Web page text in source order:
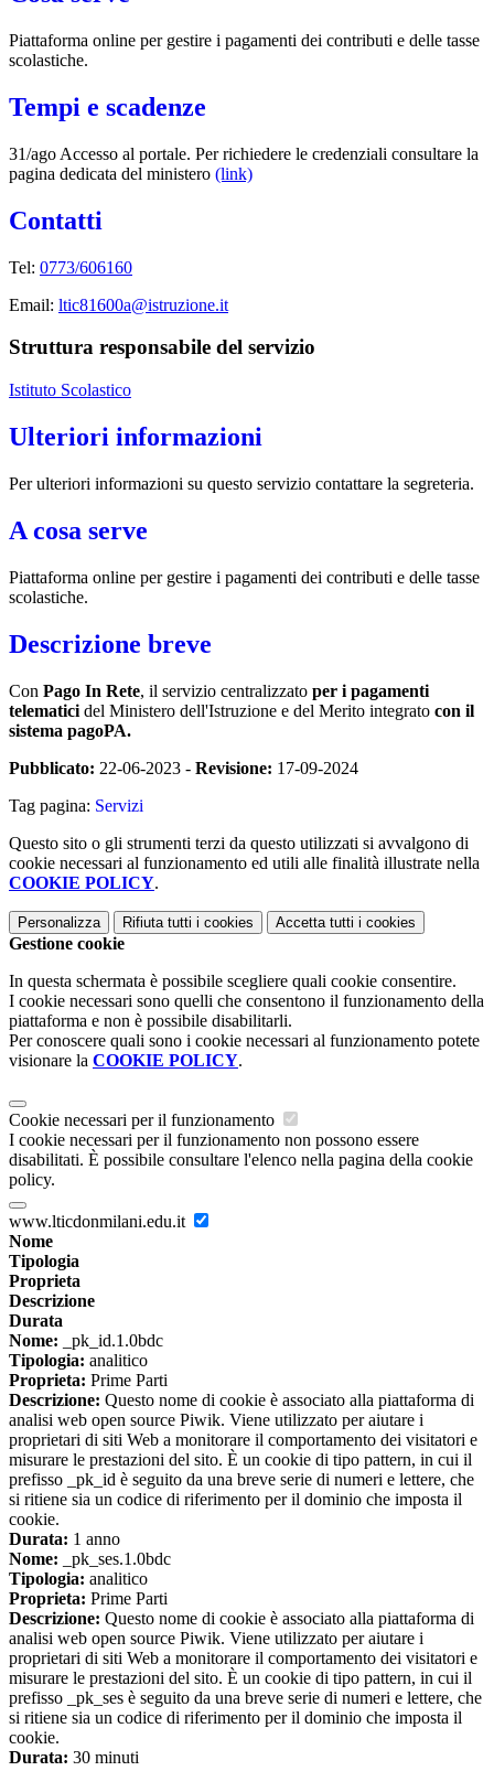
Piattaforma online per gestire i pagamenti dei contributi e delle tasse
scolastiche.
Tempi e scadenze
31/ago Accesso al portale. Per richiedere le credenziali consultare la
pagina dedicata del ministero (link)
Contatti
Tel: 0773/606160
Email: ltic81600a@istruzione.it
Struttura responsabile del servizio
Istituto Scolastico
Ulteriori informazioni
Per ulteriori informazioni su questo servizio contattare la segreteria.
A cosa serve
Piattaforma online per gestire i pagamenti dei contributi e delle tasse
scolastiche.
Descrizione breve
Con Pago In Rete, il servizio centralizzato per i pagamenti
telematici del Ministero dell'Istruzione e del Merito integrato con il
sistema pagoPA.
Pubblicato: 22-06-2023 - Revisione: 17-09-2024
Tag pagina: Servizi
Questo sito o gli strumenti terzi da questo utilizzati si avvalgono di
cookie necessari al funzionamento ed utili alle finalità illustrate nella
COOKIE POLICY.
Personalizza Rifiuta tutti i cookies Accetta tutti i cookies
Gestione cookie
In questa schermata è possibile scegliere quali cookie consentire.
I cookie necessari sono quelli che consentono il funzionamento della
piattaforma e non è possibile disabilitarli.
Per conoscere quali sono i cookie necessari al funzionamento potete
visionare la COOKIE POLICY.
Cookie necessari per il funzionamento
I cookie necessari per il funzionamento non possono essere
disabilitati. È possibile consultare l'elenco nella pagina della cookie
policy.
www.lticdonmilani.edu.it
Nome
Tipologia
Proprieta
Descrizione
Durata
Nome: _pk_id.1.0bdc
Tipologia: analitico
Proprieta: Prime Parti
Descrizione: Questo nome di cookie è associato alla piattaforma di
analisi web open source Piwik. Viene utilizzato per aiutare i
proprietari di siti Web a monitorare il comportamento dei visitatori e
misurare le prestazioni del sito. È un cookie di tipo pattern, in cui il
prefisso _pk_id è seguito da una breve serie di numeri e lettere, che
si ritiene sia un codice di riferimento per il dominio che imposta il
cookie.
Durata: 1 anno
Nome: _pk_ses.1.0bdc
Tipologia: analitico
Proprieta: Prime Parti
Descrizione: Questo nome di cookie è associato alla piattaforma di
analisi web open source Piwik. Viene utilizzato per aiutare i
proprietari di siti Web a monitorare il comportamento dei visitatori e
misurare le prestazioni del sito. È un cookie di tipo pattern, in cui il
prefisso _pk_ses è seguito da una breve serie di numeri e lettere, che
si ritiene sia un codice di riferimento per il dominio che imposta il
cookie.
Durata: 30 minuti